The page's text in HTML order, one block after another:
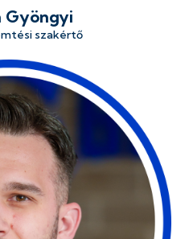
Gyöngyi
szakértő